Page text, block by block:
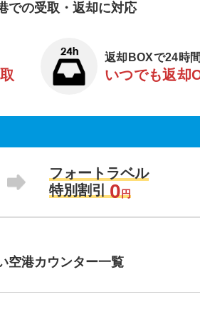
での受取・返却に対応
返却BOXで24時間
いつでも返却
フォートラベル
特別割引
0円
空港カウンター一覧